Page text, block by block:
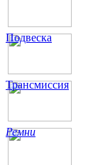
Подвеска
Трансмиссия
Ремни